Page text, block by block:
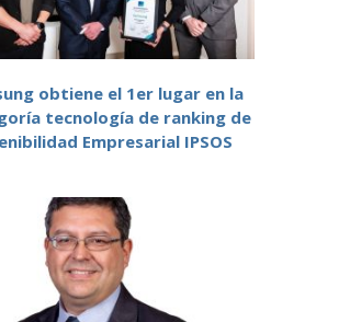
obtiene el 1er lugar en la
tecnología de ranking de
Empresarial IPSOS